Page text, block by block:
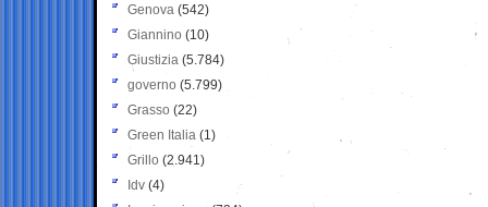
Genova (542)
Giannino (10)
Giustizia (5.784)
governo (5.799)
Grasso (22)
Green Italia (1)
Grillo (2.941)
Idv (4)